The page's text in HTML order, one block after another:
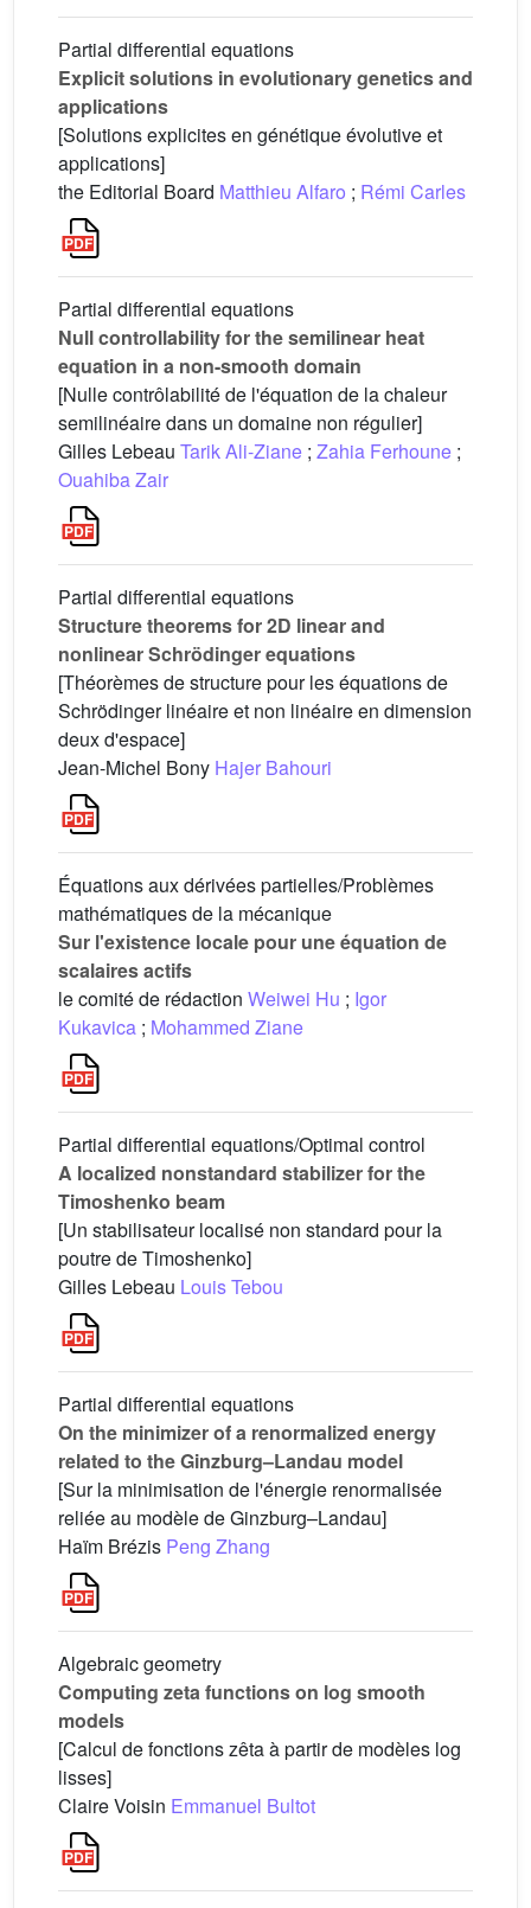
Partial differential equations
Explicit solutions in evolutionary genetics and
applications
[Solutions explicites en génétique évolutive et
applications]
the Editorial Board Matthieu Alfaro ; Rémi Carles
Partial differential equations
Null controllability for the semilinear heat
equation in a non-smooth domain
[Nulle contrôlabilité de l'équation de la chaleur
semilinéaire dans un domaine non régulier]
Gilles Lebeau Tarik Ali-Ziane ; Zahia Ferhoune ;
Ouahiba Zair
Partial differential equations
Structure theorems for 2D linear and
nonlinear Schrödinger equations
[Théorèmes de structure pour les équations de
Schrödinger linéaire et non linéaire en dimension
deux d'espace]
Jean-Michel Bony Hajer Bahouri
Équations aux dérivées partielles/Problèmes
mathématiques de la mécanique
Sur l'existence locale pour une équation de
scalaires actifs
le comité de rédaction Weiwei Hu ; Igor
Kukavica ; Mohammed Ziane
Partial differential equations/Optimal control
A localized nonstandard stabilizer for the
Timoshenko beam
[Un stabilisateur localisé non standard pour la
poutre de Timoshenko]
Gilles Lebeau Louis Tebou
Partial differential equations
On the minimizer of a renormalized energy
related to the Ginzburg–Landau model
[Sur la minimisation de l'énergie renormalisée
reliée au modèle de Ginzburg–Landau]
Haïm Brézis Peng Zhang
Algebraic geometry
Computing zeta functions on log smooth
models
[Calcul de fonctions zêta à partir de modèles log
lisses]
Claire Voisin Emmanuel Bultot